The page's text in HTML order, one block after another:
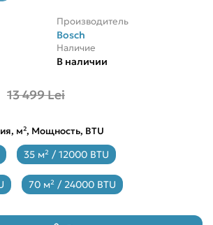
Производитель
Bosch
Наличие
В наличии
13 499 Lei
м², Мощность, BTU
35 м² / 12000 BTU
70 м² / 24000 BTU